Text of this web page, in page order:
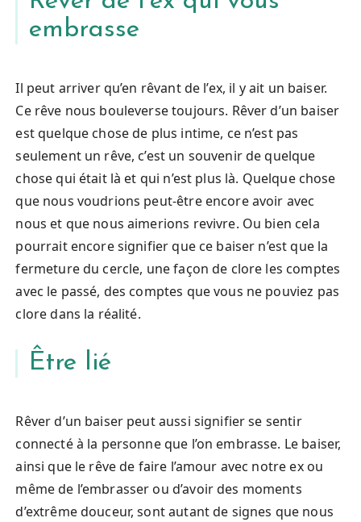
embrasse
Il peut arriver qu’en rêvant de l’ex, il y ait un baiser.
Ce rêve nous bouleverse toujours. Rêver d’un baiser
est quelque chose de plus intime, ce n’est pas
seulement un rêve, c’est un souvenir de quelque
chose qui était là et qui n’est plus là. Quelque chose
que nous voudrions peut-être encore avoir avec
nous et que nous aimerions revivre. Ou bien cela
pourrait encore signifier que ce baiser n’est que la
fermeture du cercle, une façon de clore les comptes
avec le passé, des comptes que vous ne pouviez pas
clore dans la réalité.
Être lié
Rêver d’un baiser peut aussi signifier se sentir
connecté à la personne que l’on embrasse. Le baiser,
ainsi que le rêve de faire l’amour avec notre ex ou
même de l’embrasser ou d’avoir des moments
d’extrême douceur, sont autant de signes que nous